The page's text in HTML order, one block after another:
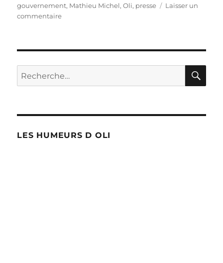
gouvernement, Mathieu Michel,Oli, presse
Laisser un
commentairesur
Recherche
pour :
LES HUMEURS D OLI